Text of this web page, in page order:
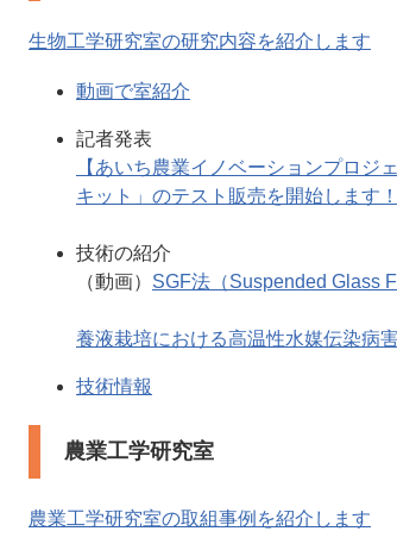
生物工学研究室の研究内容を紹介します
動画で室紹介
記者発表
【あいち農業イノベーションプロ
キット」のテスト販売を開始します！
技術の紹介
（動画） SGF法（Suspended Glass
養液栽培における高温性水媒伝染病
技術情報
農業工学研究室
農業工学研究室の取組事例を紹介します